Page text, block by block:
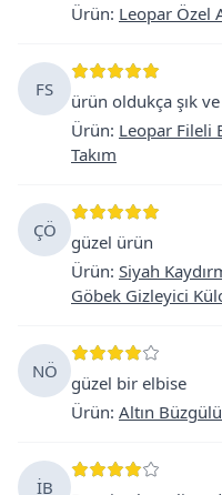
Ürün: Leopar Özel
FS
ürün oldukça şık
Ürün: Leopar Fileli
Takım
ÇÖ
güzel ürün
Ürün: Siyah
Göbek Gizleyici
NÖ
güzel bir elbise
Ürün: Altın
İB